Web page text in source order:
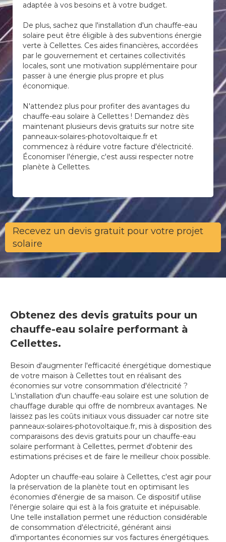
adaptée à vos besoins et à votre budget.
De plus, sachez que l'installation d'un chauffe-eau
solaire peut être éligible à des subventions énergie
verte à Cellettes. Ces aides financières, accordées
par le gouvernement et certaines collectivités
locales, sont une motivation supplémentaire pour
passer à une énergie plus propre et plus
économique.
N'attendez plus pour profiter des avantages du
chauffe-eau solaire à Cellettes ! Demandez dès
maintenant plusieurs devis gratuits sur notre site
panneaux-solaires-photovoltaique.fr et
commencez à réduire votre facture d'électricité.
Économiser l'énergie, c'est aussi respecter notre
planète à Cellettes.
Recevez un devis gratuit pour votre projet
solaire
Obtenez des devis gratuits pour un
chauffe-eau solaire performant à
Cellettes.
Besoin d'augmenter l'efficacité énergétique domestique
de votre maison à Cellettes tout en réalisant des
économies sur votre consommation d'électricité ?
L'installation d'un chauffe-eau solaire est une solution de
chauffage durable qui offre de nombreux avantages. Ne
laissez pas les coûts initiaux vous dissuader car notre site
panneaux-solaires-photovoltaique.fr, mis à disposition des
comparaisons des devis gratuits pour un chauffe-eau
solaire performant à Cellettes, permet d'obtenir des
estimations précises et de faire le meilleur choix possible.
Adopter un chauffe-eau solaire à Cellettes, c'est agir pour
la préservation de la planète tout en optimisant les
économies d'énergie de sa maison. Ce dispositif utilise
l'énergie solaire qui est à la fois gratuite et inépuisable.
Une telle installation permet une réduction considérable
de consommation d'électricité, générant ainsi
d'importantes économies sur vos factures énergétiques.